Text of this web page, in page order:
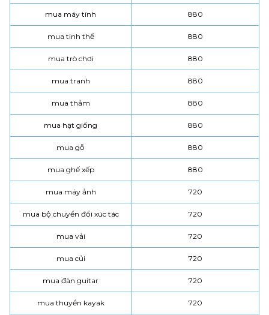
mua máy tính 880
mua tinh thể 880
mua trò chơi 880
mua tranh 880
mua thảm 880
mua hạt giống 880
mua gỗ 880
mua ghế xếp 880
mua máy ảnh 720
mua bộ chuyển đổi xúc tác 720
mua vải 720
mua củi 720
mua đàn guitar 720
mua thuyền kayak 720